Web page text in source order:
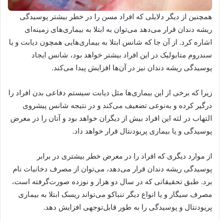
همچنین از دیگر دلایلی که افراد مسن را در خطر بیشتر پوسیدگی
ریشه دندان قرار می‌دهد می‌توان به ابتلا به بیماری‌های زمینه‌ای
اشاره کرد. از آن جا که شانس ابتلا به بیماری‌هایی همچون دیابت و یا
سندروم متابولیک در این افراد بیشتر خواهد بود، شانس ایجاد
پوسیدگی ریشه دندان نیز در آن‌ها افزایش پیدا می‌کند.
زیرا که برخی از این بیماری‌ها مثل دیابت سیستم دفاعی بدن افراد را
درگیر کرده و به‌نوعی تضعیف می‌کند و در نتیجه شانس پیشروی
التهاب در لثه این افراد بیش از دیگران خواهد بود و آنان را در معرض
پوسیدگی و یا بیماری پریودنتال قرار خواهد داد.
از موارد دیگری که افراد را در معرض خطر بیشتری در برابر
پوسیدگی ریشه دندان قرار می‌دهد، می‌توان از مصرف دخانیات نام
برد. طبق تحقیقاتی که در سال دو هزار و نوزده صورت‌گرفته است،
مصرف سیگار و یا انواع دیگر تنباکو می‌تواند ریسک ابتلا به بیماری
پریودنتال و پوسیدگی را به طور قابل‌توجهی افزایش دهد.